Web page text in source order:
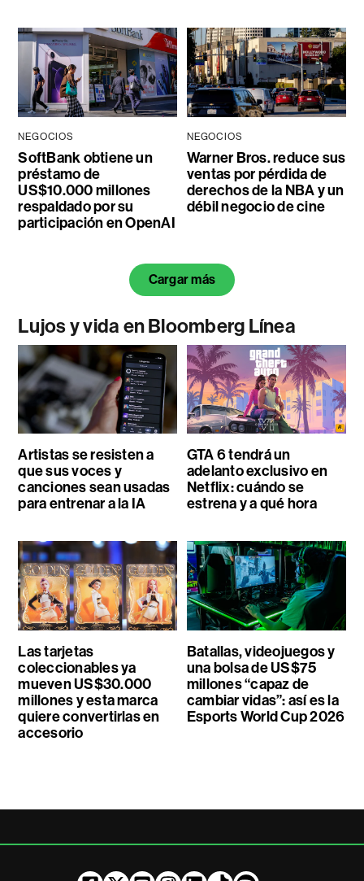
NEGOCIOS
SoftBank obtiene un
préstamo de
US$10.000 millones
respaldado por su
participación en OpenAI
NEGOCIOS
Warner Bros. reduce sus
ventas por pérdida de
derechos de la NBA y un
débil negocio de cine
Cargar más
Lujos y vida en Bloomberg Línea
Artistas se resisten a
que sus voces y
canciones sean usadas
para entrenar a la IA
GTA 6 tendrá un
adelanto exclusivo en
Netflix: cuándo se
estrena y a qué hora
Las tarjetas
coleccionables ya
mueven US$30.000
millones y esta marca
quiere convertirlas en
accesorio
Batallas, videojuegos y
una bolsa de US$75
millones “capaz de
cambiar vidas”: así es la
Esports World Cup 2026